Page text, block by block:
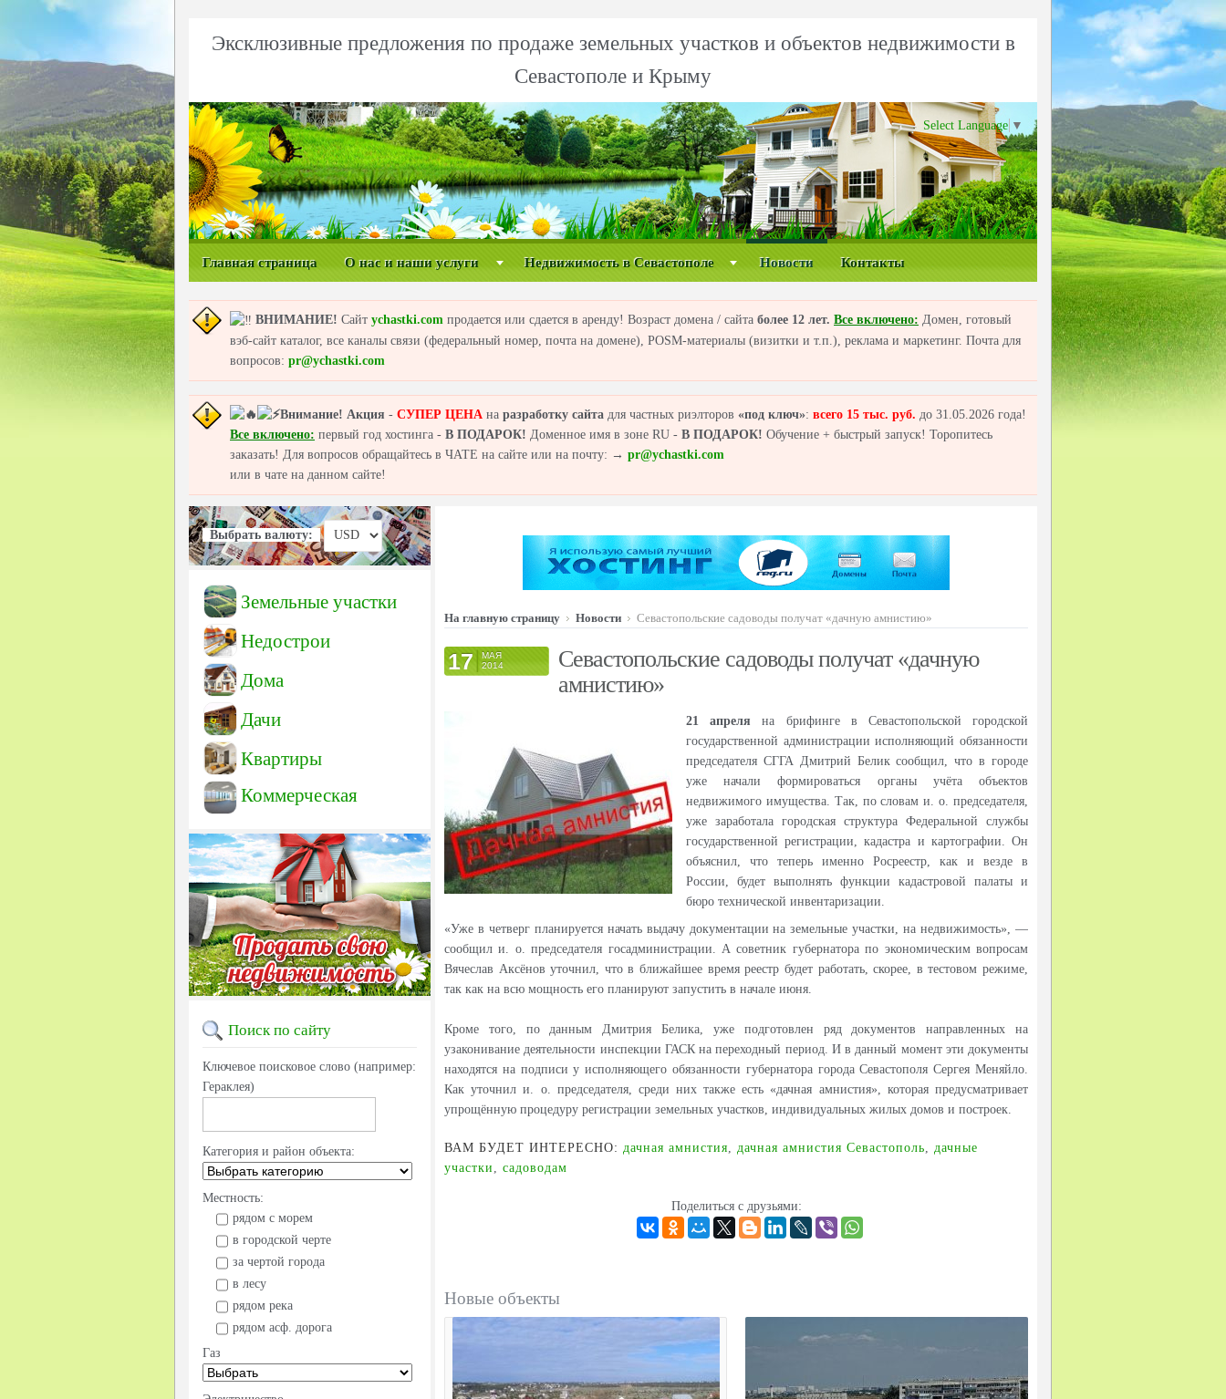
Эксклюзивные предложения по продаже земельных участков и объектов недвижимости в
Севастополе и Крыму
Select Language ▼
Главная страница О нас и наши услуги Недвижимость в Севастополе Новости Контакты
ВНИМАНИЕ! Сайт ychastki.com продается или сдается в аренду! Возраст домена / сайта более 12 лет. Все включено: Домен, готовый
вэб-сайт каталог, все каналы связи (федеральный номер, почта на домене), POSM-материалы (визитки и т.п.), реклама и маркетинг. Почта для
вопросов: pr@ychastki.com
Внимание! Акция - СУПЕР ЦЕНА на разработку сайта для частных риэлторов «под ключ»: всего 15 тыс. руб. до 31.05.2026 года!
Все включено: первый год хостинга - В ПОДАРОК! Доменное имя в зоне RU - В ПОДАРОК! Обучение + быстрый запуск! Торопитесь
заказать! Для вопросов обращайтесь в ЧАТЕ на сайте или на почту: → pr@ychastki.com
или в чате на данном сайте!
Выбрать валюту:
Земельные участки
Недострои
Дома
Дачи
Квартиры
Коммерческая
Поиск по сайту
Ключевое поисковое слово (например:
Гераклея)
Категория и район объекта:
Местность:
рядом с морем
в городской черте
за чертой города
в лесу
рядом река
рядом асф. дорога
Газ
На главную страницу Новости Севастопольские садоводы получат «дачную амнистию»
17
МАЯ
2014
Севастопольские садоводы получат «дачную
амнистию»
21 апреля на брифинге в Севастопольской городской
государственной администрации исполняющий обязанности
председателя СГГА Дмитрий Белик сообщил, что в городе
уже начали формироваться органы учёта объектов
недвижимого имущества. Так, по словам и. о. председателя,
уже заработала городская структура Федеральной службы
государственной регистрации, кадастра и картографии. Он
объяснил, что теперь именно Росреестр, как и везде в
России, будет выполнять функции кадастровой палаты и
бюро технической инвентаризации.
«Уже в четверг планируется начать выдачу документации на земельные участки, на недвижимость», —
сообщил и. о. председателя госадминистрации. А советник губернатора по экономическим вопросам
Вячеслав Аксёнов уточнил, что в ближайшее время реестр будет работать, скорее, в тестовом режиме,
так как на всю мощность его планируют запустить в начале июня.
Кроме того, по данным Дмитрия Белика, уже подготовлен ряд документов направленных на
узаконивание деятельности инспекции ГАСК на переходный период. И в данный момент эти документы
находятся на подписи у исполняющего обязанности губернатора города Севастополя Сергея Меняйло.
Как уточнил и. о. председателя, среди них также есть «дачная амнистия», которая предусматривает
упрощённую процедуру регистрации земельных участков, индивидуальных жилых домов и построек.
ВАМ БУДЕТ ИНТЕРЕСНО: дачная амнистия дачная амнистия Севастополь
дачные
участки
садоводам
Поделиться с друзьями:
Новые объекты